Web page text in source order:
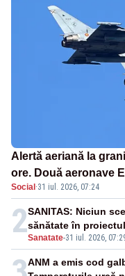
Alertă aeriană la
ore. Două aeronave
ridicate de la sol
Social ·31 iul. 2026, 07:24
2Sanatate-31 iul. 2026,
SANITAS: Niciun
sănătate în
ANM a emis cod